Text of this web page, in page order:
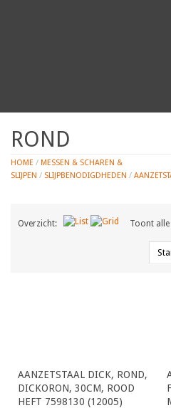
ROND
HOME / MESSEN & SCHAREN &
SLIJPEN / SLIJPBENODIGDHEDEN /
Overzicht: Toont
AANZETSTAAL DICK, ROND,
DICKORON, 30CM, ROOD
HEFT 7598130 (12005)